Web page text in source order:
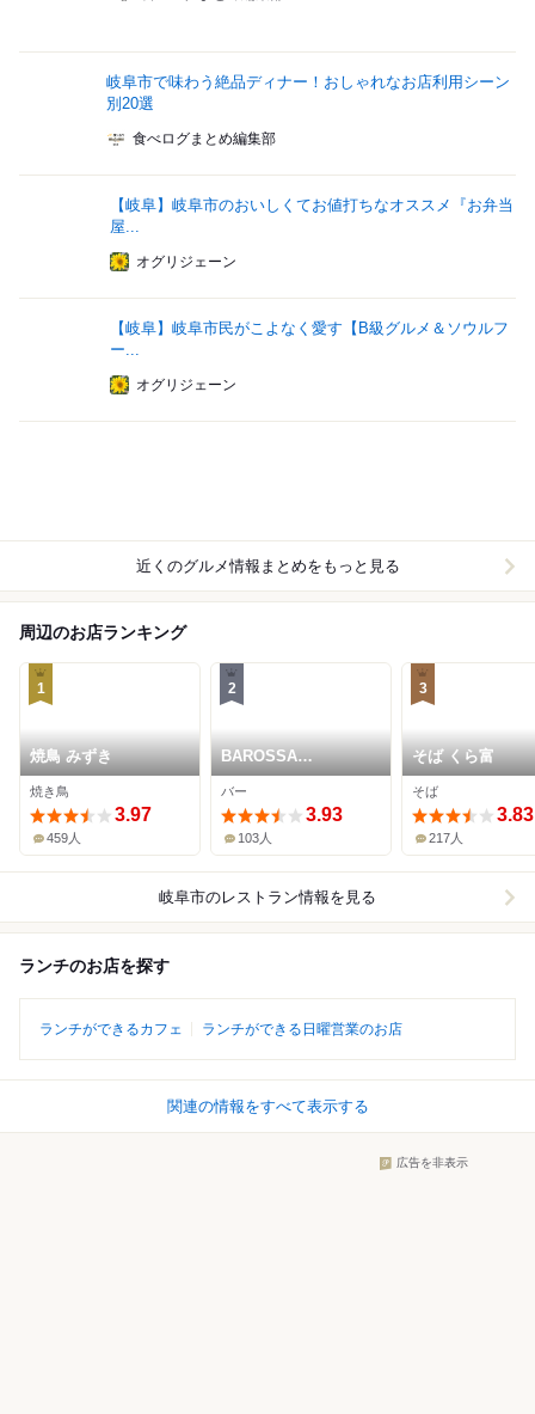
岐阜市で味わう絶品ディナー！おしゃれなお店利用シーン
別20選
食べログまとめ編集部
【岐阜】岐阜市のおいしくてお値打ちなオススメ『お弁当
屋...
オグリジェーン
【岐阜】岐阜市民がこよなく愛す【B級グルメ＆ソウルフ
ー...
オグリジェーン
近くのグルメ情報まとめをもっと見る
周辺のお店ランキング
1
焼鳥 みずき
焼き鳥
3.97
459人
2
BAROSSA
cocktailier
バー
3.93
103人
3
そば くら富
そば
3.83
217人
岐阜市のレストラン情報を見る
ランチのお店を探す
ランチができるカフェ ランチができる日曜営業のお店
関連の情報をすべて表示する
広告を非表示